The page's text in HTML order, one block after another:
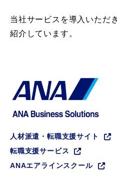
当社サービスを導入いただ
紹介しています。
人材派遣・転職支援サイト
転職支援サービス
ANAエアラインスクール